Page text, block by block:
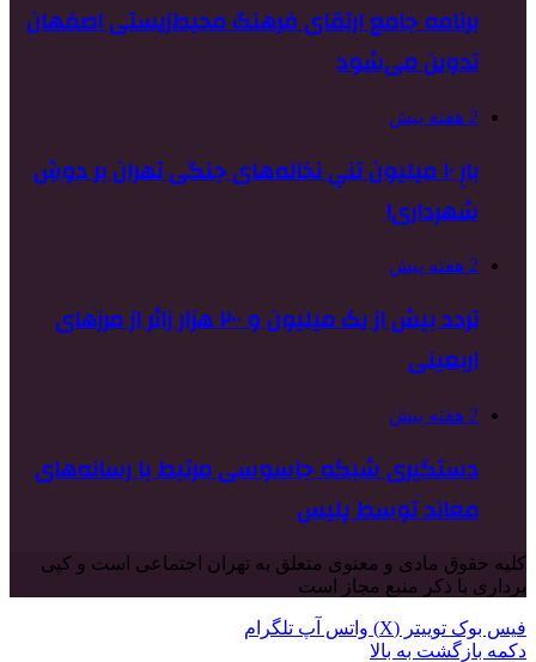
برنامه جامع ارتقای فرهنگ محیط‌زیستی اصفهان
تدوین می‌شود
2 هفته پیش
بارِ ۱۰ میلیون تنیِ نخاله‌های جنگی تهران بر دوشِ
شهرداری!
2 هفته پیش
تردد بیش از یک میلیون و ۲۰۰ هزار زائر از مرزهای
اربعینی
2 هفته پیش
دستگیری شبکه جاسوسی مرتبط با رسانه‌های
معاند توسط پلیس
کلیه حقوق مادی و معنوی متعلق به تهران اجتماعی است و کپی
برداری با ذکر منبع مجاز است
فیس بوک توییتر (X) واتس آپ تلگرام
دکمه بازگشت به بالا